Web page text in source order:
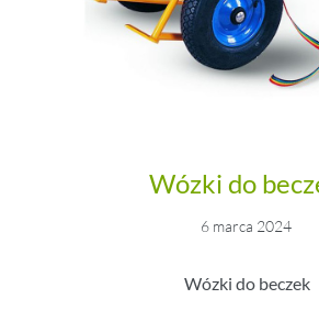
Wózki do
6 marca 2024
Wózki do beczek